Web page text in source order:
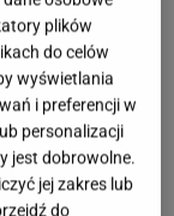
oceniła
w branży
plików
do celów
wyświetlania
i preferencji w
personalizacji
jest dobrowolne.
jej zakres lub
do